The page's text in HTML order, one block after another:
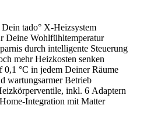
tado° X-Heizsystem
Deine Wohlfühltemperatur
durch intelligente Steuerung
mehr Heizkosten senken
0,1 °C in jedem Deiner Räume
wartungsarmer Betrieb
inkl. 6 Adaptern
Integration mit Matter